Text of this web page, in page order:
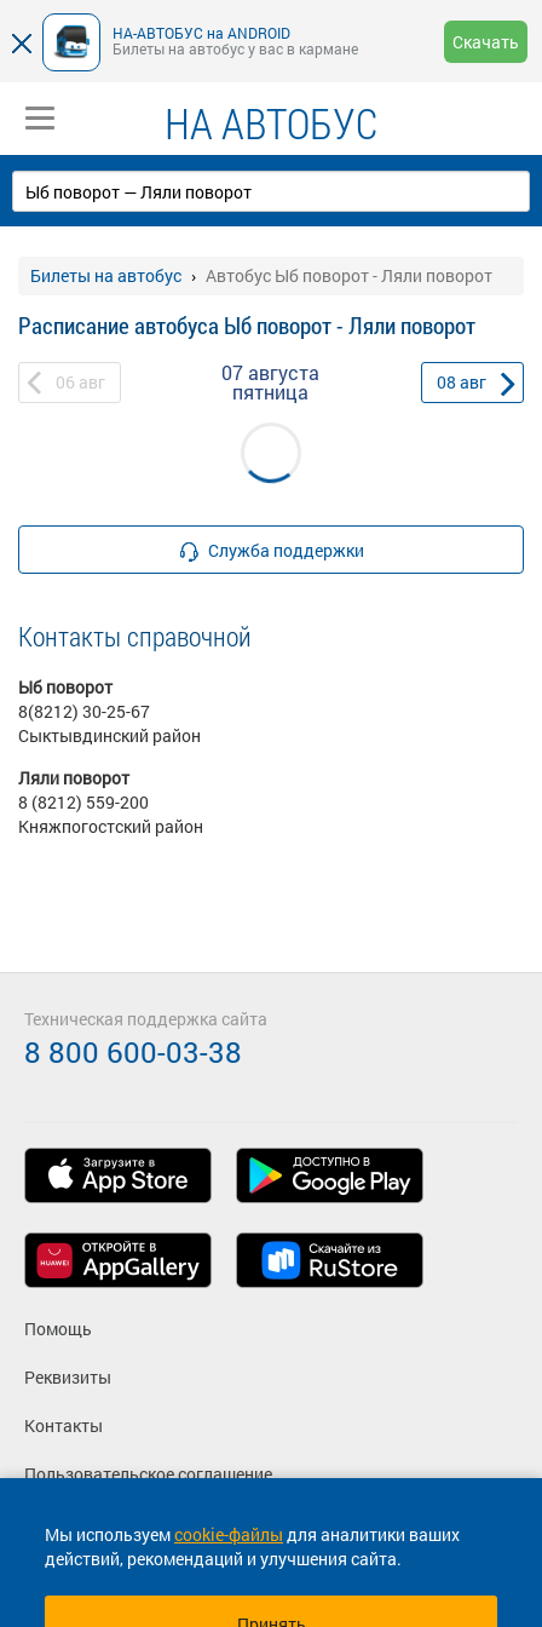
НА-АВТОБУС на ANDROID
Билеты на автобус у вас в кармане
Скачать
НА АВТОБУС
Билеты на автобус Автобус Ыб поворот - Ляли поворот
Расписание автобуса Ыб поворот - Ляли поворот
06 авг 07 августа
пятница 08 авг
Служба поддержки
Контакты справочной
Ыб поворот
8(8212) 30-25-67
Сыктывдинский район
Ляли поворот
8 (8212) 559-200
Княжпогостский район
Мы используемcookie-файлы для аналитики ваших
действий, рекомендаций и улучшения сайта.
Помощь
Реквизиты
Контакты
Пользовательское соглашение
Политика конфиденциальности
Согласие на маркетинговые сообщения
Техническая поддержка сайта
8 800 600-03-38